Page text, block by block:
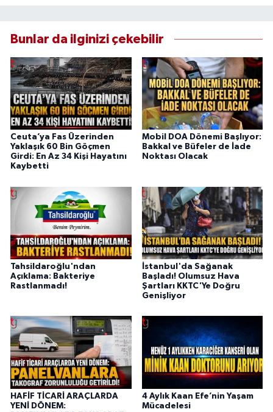
Bunlar da ilginizi çekebilir
Ceuta’ya Fas Üzerinden
Yaklaşık 60 Bin Göçmen
Girdi: En Az 34 Kişi Hayatını
Kaybetti
Mobil DOA Dönemi Başlıyor:
Bakkal ve Büfeler de İade
Noktası Olacak
Tahsildaroğlu'ndan
Açıklama: Bakteriye
Rastlanmadı!
İstanbul'da Sağanak
Başladı! Olumsuz Hava
Şartları KKTC'Ye Doğru
Genişliyor
HAFİF TİCARİ ARAÇLARDA
YENİ DÖNEM:
4 Aylık Kaan Efe’nin Yaşam
Mücadelesi